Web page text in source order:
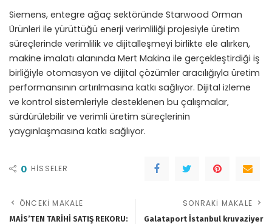
Siemens, entegre ağaç sektöründe Starwood Orman
Ürünleri ile yürüttüğü enerji verimliliği projesiyle üretim
süreçlerinde verimlilik ve dijitalleşmeyi birlikte ele alırken,
makine imalatı alanında Mert Makina ile gerçekleştirdiği iş
birliğiyle otomasyon ve dijital çözümler aracılığıyla üretim
performansının artırılmasına katkı sağlıyor. Dijital izleme
ve kontrol sistemleriyle desteklenen bu çalışmalar,
sürdürülebilir ve verimli üretim süreçlerinin
yaygınlaşmasına katkı sağlıyor.
0 HISSELER
ÖNCEKI MAKALE
MAİS’TEN TARİHİ SATIŞ REKORU:
SONRAKI MAKALE
Galataport İstanbul kruvaziyer